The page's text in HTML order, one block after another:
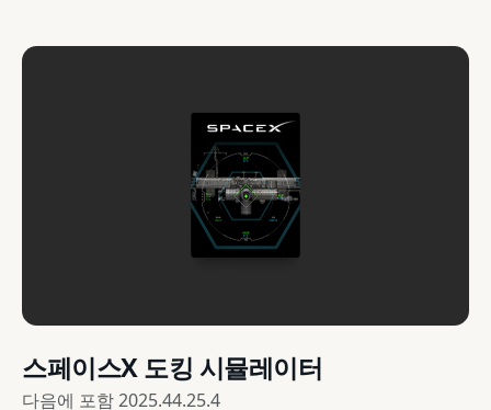
스페이스X 도킹 시뮬레이터
다음에 포함2025.44.25.4